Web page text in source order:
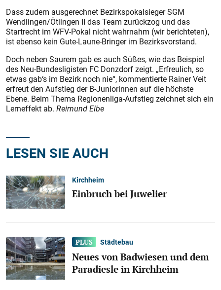
Dass zudem ausgerechnet Bezirkspokalsieger SGM
Wendlingen/Ötlingen II das Team zurückzog und das
Startrecht im WFV-Pokal nicht wahrnahm (wir berichteten),
ist ebenso kein Gute-Laune-Bringer im Bezirksvorstand.
Doch neben Saurem gab es auch Süßes, wie das Beispiel
des Neu-Bundesligisten FC Donzdorf zeigt. „Erfreulich, so
etwas gab‘s im Bezirk noch nie“, kommentierte Rainer Veit
erfreut den Aufstieg der B-Juniorinnen auf die höchste
Ebene. Beim Thema Regionenliga-Aufstieg zeichnet sich ein
Lerneffekt ab. Reimund Elbe
LESEN SIE AUCH
Kirchheim
Einbruch bei Juwelier
Städtebau
Neues von Badwiesen und dem
Paradiesle in Kirchheim